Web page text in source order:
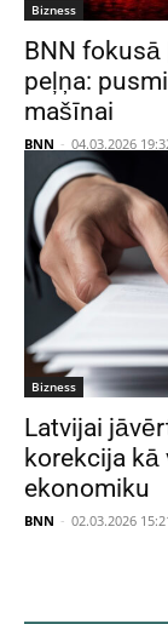
Bizness
BNN fokusā
peļņa:
mašīnai
BNN - 04.03.2026
Bizness
Latvijai
korekcija
ekonomiku
BNN - 02.03.2026